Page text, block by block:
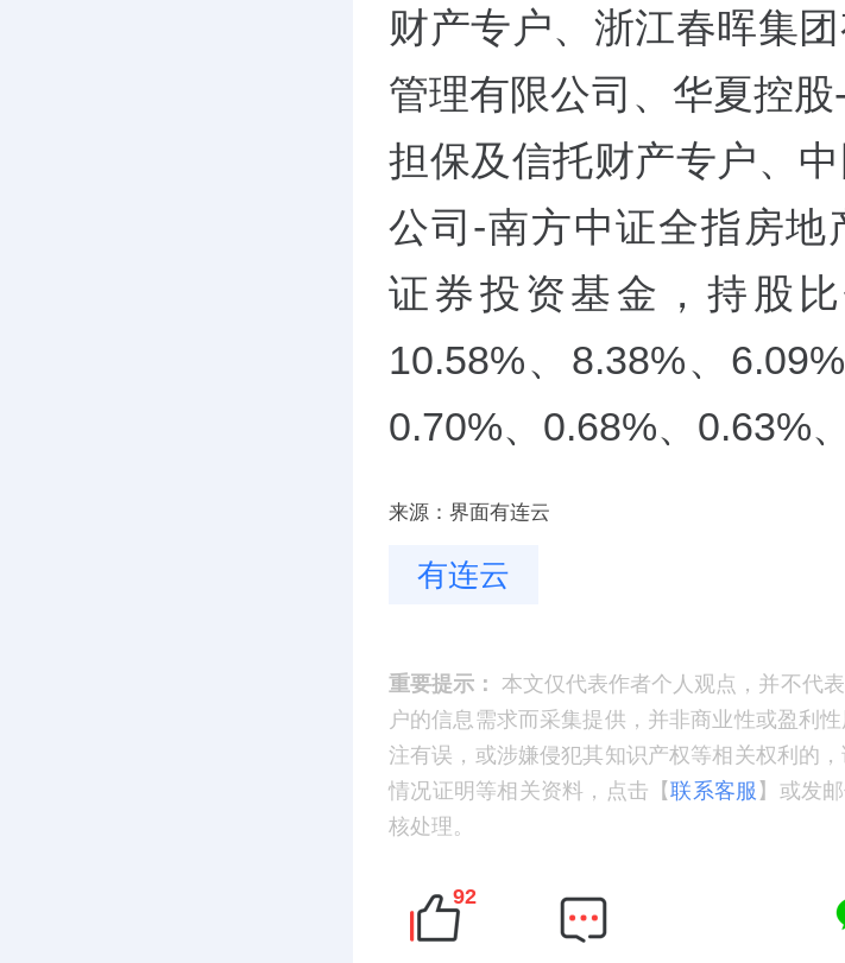
财产专户、浙江春晖集
管理有限公司、华夏控
担保及信托财产专户、
公司-南方中证全指房地
证券投资基金，持股比
10.58%、8.38%、
0.70%、0.68%、0.63%
来源：界面有连云
有连云
重要提示：
本文仅代表作者个人观点，并不代
户的信息需求而采集提供，并非商业性或盈利
注有误，或涉嫌侵犯其知识产权等相关权利的
情况证明等相关资料，点击【联系客服 】或发
核处理。
92